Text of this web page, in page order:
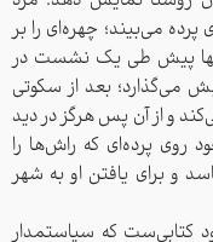
می‌بیند؛ چهره‌ای را بر
پیش طی یک نشست در
می‌گذارد؛ بعد از سکوتی
و از آن پس هرگز در دید
روی پرده‌ای که راش‌ها را
و برای یافتن او به شهر
کتابی‌ست که سیاستمدار